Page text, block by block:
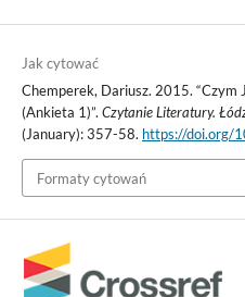
Jak cytować
Chemperek, Dariusz. 2015.
(Ankieta 1)”. Czytanie Literatury.
(January): 357-58. https://doi.org/
Formaty cytowań